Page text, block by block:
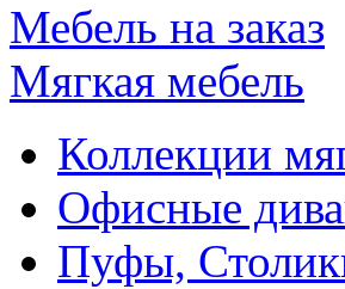
Мебель на заказ
Мягкая мебель
Коллекции
Офисные
Пуфы,